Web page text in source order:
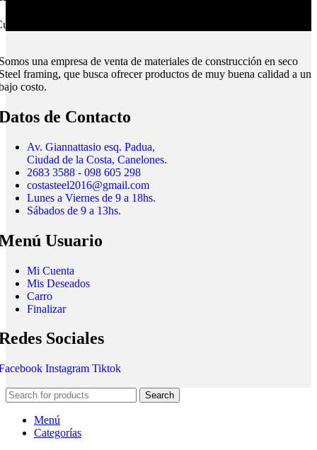
todo el país.
una empresa de venta de materiales de construcción en seco
framing, que busca ofrecer productos de muy buena calidad a un
costo.
de Contacto
Av. Giannattasio esq. Padua,
Ciudad de la Costa, Canelones.
2683 3588 - 098 605 298
costasteel2016@gmail.com
Lunes a Viernes de 9 a 18hs.
Sábados de 9 a 13hs.
Usuario
Mi Cuenta
Mis Deseados
Carro
Finalizar
Sociales
Instagram Tiktok
Search
Menú
Categorías